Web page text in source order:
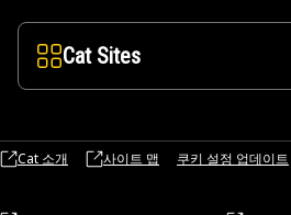
Cat Sites
Cat 소개 사이트 맵 쿠키 설정 업데이트